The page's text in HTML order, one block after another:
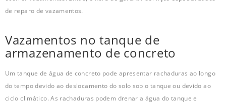
de reparo de vazamentos.
Vazamentos no tanque de
armazenamento de concreto
Um tanque de água de concreto pode apresentar rachaduras ao longo
do tempo devido ao deslocamento do solo sob o tanque ou devido ao
ciclo climático. As rachaduras podem drenar a água do tanque e